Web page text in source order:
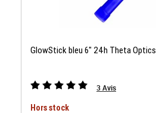
GlowStick bleu 6" 24h Theta Optics
3Avis
Hors stock